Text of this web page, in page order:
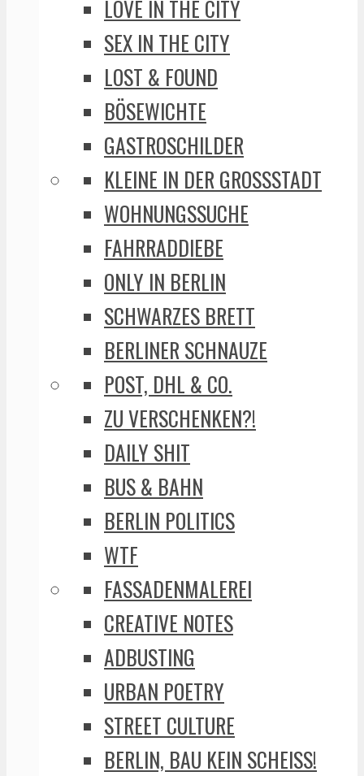
LOVE IN THE CITY
SEX IN THE CITY
LOST & FOUND
BÖSEWICHTE
GASTROSCHILDER
KLEINE IN DER GROSSSTADT
WOHNUNGSSUCHE
FAHRRADDIEBE
ONLY IN BERLIN
SCHWARZES BRETT
BERLINER SCHNAUZE
POST, DHL & CO.
ZU VERSCHENKEN?!
DAILY SHIT
BUS & BAHN
BERLIN POLITICS
WTF
FASSADENMALEREI
CREATIVE NOTES
ADBUSTING
URBAN POETRY
STREET CULTURE
BERLIN, BAU KEIN SCHEISS!